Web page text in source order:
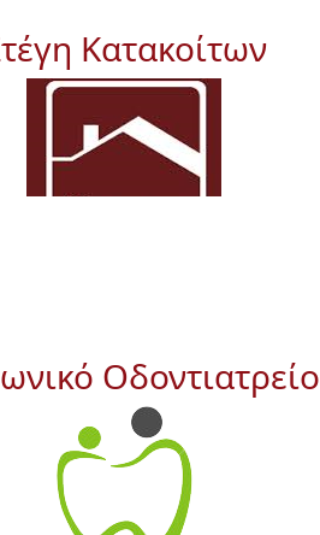
Κατακοίτων
Οδοντιατρείο